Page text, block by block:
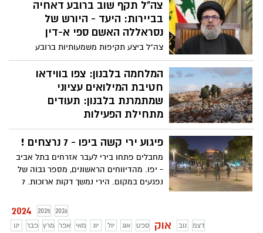
צה"ל תקף שוב ברובע דאחיה
בביירות: היעד - היורש של
נסראללה האשם ספי א-דין
צה"ל ביצע תקיפות משמעותיות ברובע
דאחיה בביירות, מוקד פעילות חיזבאללה,
לאחר קריאה לפנות מספר מבנים באזור. יעד
התקיפה היה בכיר חיזבאללה, האשם ספי
א-דין, המכהן כראש המועצה המבצעת של
הארגון, ומי שסומן כיורש פוטנציאלי לתפקיד
המזכ"ל לאחר חיסולו של חסן נסראללה
המלחמה בלבנון: צפו בווידאו
חטיבת המילואים עציוני
שמתמרנת בלבנון: תעודים
מתחילת הפעילות
המלחמה בלבנון: צפו בווידאו חטיבת
המילואים עציוני שמתמרנת בלבנון: תיעודים
מתחילת הפעילות. ווידאו ותמונות מאתר דובר
צה"ל
פיגוע ירי קשה ביפו - 7 נרצחים !
מחבלים פתחו בירי לעבר אזרחים בתל אביב
- יפו. מהדיווחים הראשונים, מספר גבוה של
נפגעים במקום. הירי נמשך דקות ארוכות. 7
2024 2025
2026
ינו
פבר מרץ אפר מאי יונ יול אוג ספט אוק נוב
דצמ